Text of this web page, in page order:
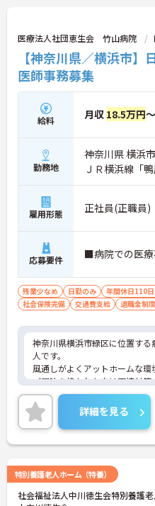
医療法人社団恵生会 竹山病院
【神奈川県／横浜市
医師事務募集
給料 月収 18.5万円
勤務地
神奈川県 横浜
ＪＲ横浜線「
雇用形態 正社員(正職員)
応募要件 ■病院での医
残業少なめ 日勤のみ 年間休日110
社会保険完備
交通費支給 退職金制
神奈川県横浜市緑区に位置する
人です。
風通しがよくアットホームな環
ご興味を持たれた方は面接対
細などお話しいたしますので
下さい。
詳細を見る
特別養護老人ホーム（特養）
社会福祉法人中川徳生会特別養護